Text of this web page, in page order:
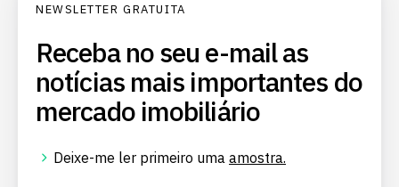
NEWSLETTER GRATUITA
Receba no seu e-mail as
notícias mais importantes do
mercado imobiliário
Deixe-me ler primeiro uma amostra.